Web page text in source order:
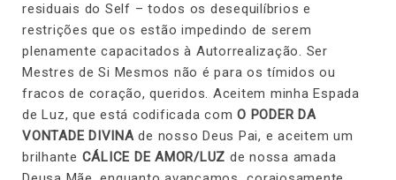
residuais do Self – todos os desequilíbrios e
restrições que os estão impedindo de serem
plenamente capacitados à Autorrealização. Ser
Mestres de Si Mesmos não é para os tímidos ou
fracos de coração, queridos. Aceitem minha Espada
de Luz, que está codificada com O PODER DA
VONTADE DIVINAde nosso Deus Pai, e aceitem um
brilhante CÁLICE DE AMOR/LUZ de nossa amada